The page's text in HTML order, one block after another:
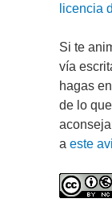
licencia
Si te
vía
hagas en
de lo
a este